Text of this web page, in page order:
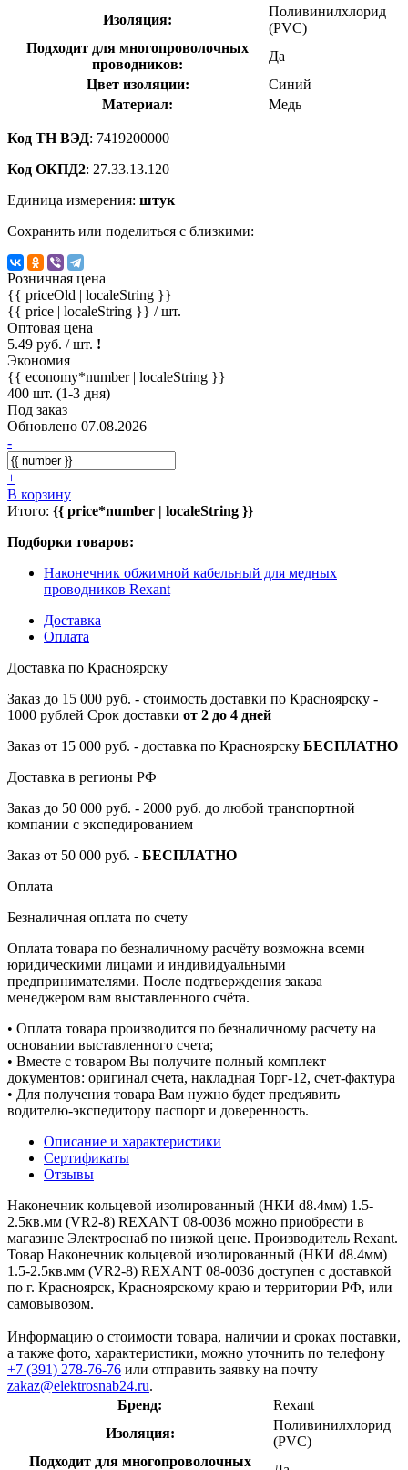
Изоляция:
Поливинилхлорид
(PVC)
Подходит для многопроволочных
проводников:
Да
Цвет изоляции:
Синий
Материал:
Медь
Код ТН ВЭД: 7419200000
Код ОКПД2: 27.33.13.120
Единица измерения: штук
Сохранить или поделиться с близкими:
Розничная цена
{{ priceOld | localeString }}
{{ price | localeString }} / шт.
Оптовая цена
5.49 руб. / шт. !
Экономия
{{ economy*number | localeString }}
400 шт. (1-3 дня)
Под заказ
Обновлено 07.08.2026
-
+
В корзину
Итого: {{ price*number | localeString }}
Подборки товаров:
Наконечник обжимной кабельный для медных
проводников Rexant
Доставка
Оплата
Доставка по Красноярску
Заказ до 15 000 руб. - стоимость доставки по Красноярску -
1000 рублей Срок доставки от 2 до 4 дней
Заказ от 15 000 руб. - доставка по Красноярску БЕСПЛАТНО
Доставка в регионы РФ
Заказ до 50 000 руб. - 2000 руб. до любой транспортной
компании с экспедированием
Заказ от 50 000 руб. - БЕСПЛАТНО
Оплата
Безналичная оплата по счету
Оплата товара по безналичному расчёту возможна всеми
юридическими лицами и индивидуальными
предпринимателями. После подтверждения заказа
менеджером вам выставленного счёта.
• Оплата товара производится по безналичному расчету на
основании выставленного счета;
• Вместе с товаром Вы получите полный комплект
документов: оригинал счета, накладная Торг-12, счет-фактура
• Для получения товара Вам нужно будет предъявить
водителю-экспедитору паспорт и доверенность.
Описание и характеристики
Сертификаты
Отзывы
Наконечник кольцевой изолированный (НКИ d8.4мм) 1.5-
2.5кв.мм (VR2-8) REXANT 08-0036 можно приобрести в
магазине Электроснаб по низкой цене. Производитель Rexant.
Товар Наконечник кольцевой изолированный (НКИ d8.4мм)
1.5-2.5кв.мм (VR2-8) REXANT 08-0036 доступен с доставкой
по г. Красноярск, Красноярскому краю и территории РФ, или
самовывозом.
Информацию о стоимости товара, наличии и сроках поставки,
а также фото, характеристики, можно уточнить по телефону
+7 (391) 278-76-76 или отправить заявку на почту
zakaz@elektrosnab24.ru.
Бренд:
Rexant
Изоляция:
Поливинилхлорид
(PVC)
Подходит для многопроволочных